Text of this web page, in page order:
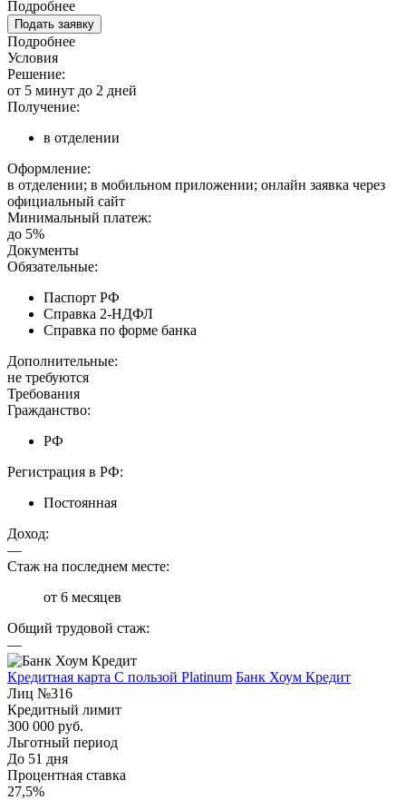
Подробнее
Подать заявку
Подробнее
Условия
Решение:
от 5 минут до 2 дней
Получение:
в отделении
Оформление:
в отделении; в мобильном приложении; онлайн заявка через
официальный сайт
Минимальный платеж:
до 5%
Документы
Обязательные:
Паспорт РФ
Справка 2-НДФЛ
Справка по форме банка
Дополнительные:
не требуются
Требования
Гражданство:
РФ
Регистрация в РФ:
Постоянная
Доход:
—
Стаж на последнем месте:
от 6 месяцев
Общий трудовой стаж:
—
Кредитная карта С пользой Platinum Банк Хоум Кредит
Лиц №316
Кредитный лимит
300 000 руб.
Льготный период
До 51 дня
Процентная ставка
27,5%